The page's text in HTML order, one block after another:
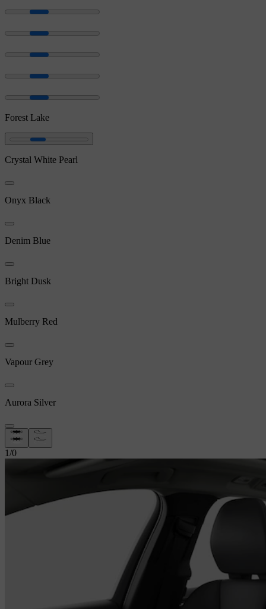
Forest Lake
Crystal White Pearl
Onyx Black
Denim Blue
Bright Dusk
Mulberry Red
Vapour Grey
Aurora Silver
1/0